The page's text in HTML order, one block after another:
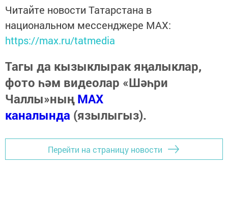
Читайте новости Татарстана в
национальном мессенджере MАХ:
https://max.ru/tatmedia
Тагы да кызыклырак яңалыклар,
фото һәм видеолар «Шәһри
Чаллы»ныңMAX
каналында (язылыгыз).
Перейти на страницу новости